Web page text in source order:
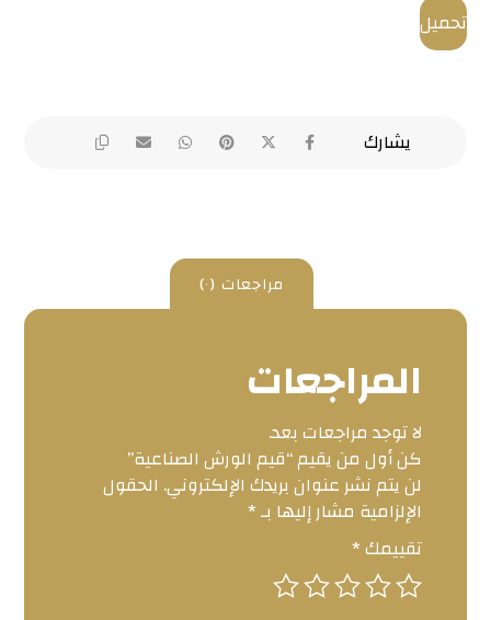
تحميل
مراجعات (٠)
المراجعات
لا توجد مراجعات بعد.
كن أول من يقيم “قيم الورش الصناعية”
لن يتم نشر عنوان بريدك الإلكتروني. الحقول
الإلزامية مشار إليها بـ*
تقييمك*